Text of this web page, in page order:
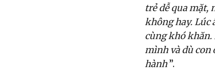
trẻ dễ qua mặt,
không hay. Lúc
cùng khó khăn.
mình và dù con
hành”.